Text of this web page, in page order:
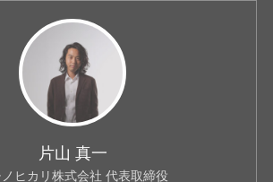
片山 真一
ノヒカリ株式会社 代表取締役